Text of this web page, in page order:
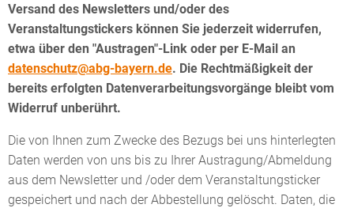
Versand des Newsletters und/oder des
Veranstaltungstickers können Sie jederzeit widerrufen,
etwa über den "Austragen"-Link oder per E-Mail an
datenschutz@abg-bayern.de. Die Rechtmäßigkeit der
bereits erfolgten Datenverarbeitungsvorgänge bleibt vom
Widerruf unberührt.
Die von Ihnen zum Zwecke des Bezugs bei uns hinterlegten
Daten werden von uns bis zu Ihrer Austragung/Abmeldung
aus dem Newsletter und /oder dem Veranstaltungsticker
gespeichert und nach der Abbestellung gelöscht. Daten, die